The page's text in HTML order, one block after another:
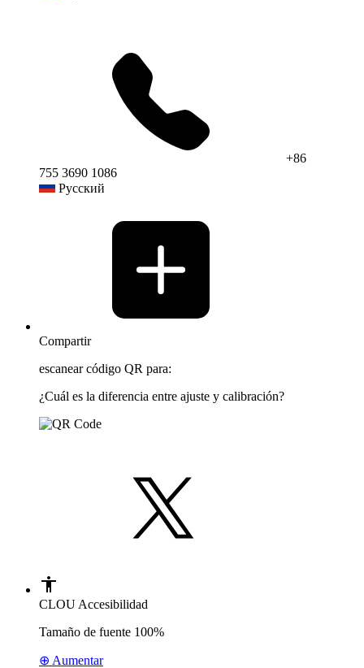
+86
755 3690 1086
Русский
Compartir
escanear código QR para:
¿Cuál es la diferencia entre ajuste y calibración?
CLOU Accesibilidad
Tamaño de fuente 100%
⊕ Aumentar